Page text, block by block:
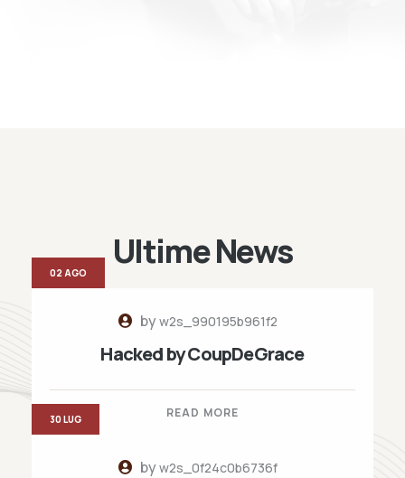
Ultime News
byw2s_990195b961f2
Hacked by CoupDeGrace
READ MORE
02 AGO
byw2s_0f24c0b6736f
30 LUG